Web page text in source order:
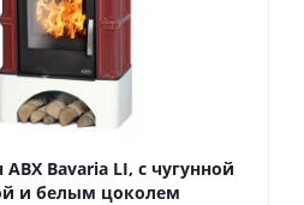
Bavaria LI, с чугунной
и белым цоколем